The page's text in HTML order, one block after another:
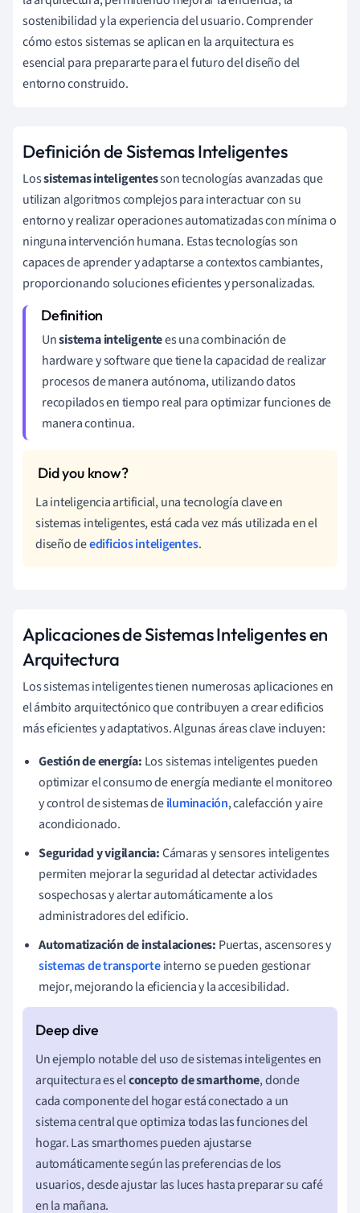
sostenibilidad y la experiencia del usuario. Comprender
cómo estos sistemas se aplican en la arquitectura es
esencial para prepararte para el futuro del diseño del
entorno construido.
Definición de Sistemas Inteligentes
Lossistemas inteligentesson tecnologías avanzadas que
utilizan algoritmos complejos para interactuar con su
entorno y realizar operaciones automatizadas con mínima o
ninguna intervención humana. Estas tecnologías son
capaces de aprender y adaptarse a contextos cambiantes,
proporcionando soluciones eficientes y personalizadas.
Unsistema inteligentees una combinación de
hardware y software que tiene la capacidad de realizar
procesos de manera autónoma, utilizando datos
recopilados en tiempo real para optimizar funciones de
manera continua.
La inteligencia artificial, una tecnología clave en
sistemas inteligentes, está cada vez más utilizada en el
diseño deedificios inteligentes.
Aplicaciones de Sistemas Inteligentes en
Arquitectura
Los sistemas inteligentes tienen numerosas aplicaciones en
el ámbito arquitectónico que contribuyen a crear edificios
más eficientes y adaptativos. Algunas áreas clave incluyen:
Gestión de energía: Los sistemas inteligentes pueden
optimizar el consumo de energía mediante el monitoreo
y control de sistemas deiluminación, calefacción y aire
acondicionado.
Seguridad y vigilancia:Cámaras y sensores inteligentes
permiten mejorar la seguridad al detectar actividades
sospechosas y alertar automáticamente a los
administradores del edificio.
Automatización de instalaciones: Puertas, ascensores y
sistemas de transporteinterno se pueden gestionar
mejor, mejorando la eficiencia y la accesibilidad.
Un ejemplo notable del uso de sistemas inteligentes en
arquitectura es elconcepto de smarthome, donde
cada componente del hogar está conectado a un
sistema central que optimiza todas las funciones del
hogar. Las smarthomes pueden ajustarse
automáticamente según las preferencias de los
usuarios, desde ajustar las luces hasta preparar su café
en la mañana.